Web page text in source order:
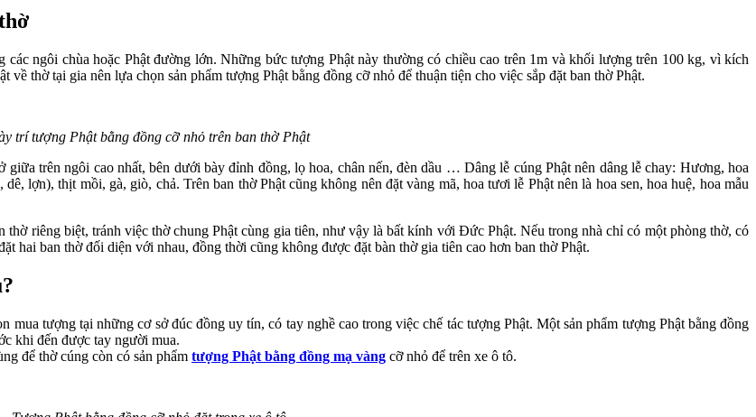
ngôi chùa hoặc Phật đường lớn. Những bức tượng Phật này thường có chiều cao trên 1m và khối lượng trên 100 kg, vì kích
thờ tại gia nên lựa chọn sản phẩm tượng Phật bằng đồng cỡ nhỏ để thuận tiện cho việc sắp đặt ban thờ Phật.
trí tượng Phật bằng đồng cỡ nhỏ trên ban thờ Phật
trên ngôi cao nhất, bên dưới bày đỉnh đồng, lọ hoa, chân nến, đèn dầu … Dâng lễ cúng Phật nên dâng lễ chay: Hương, hoa
lợn), thịt mồi, gà, giò, chả. Trên ban thờ Phật cũng không nên đặt vàng mã, hoa tươi lễ Phật nên là hoa sen, hoa huệ, hoa mẫu
riêng biệt, tránh việc thờ chung Phật cùng gia tiên, như vậy là bất kính với Đức Phật. Nếu trong nhà chỉ có một phòng thờ, có
hai ban thờ đối diện với nhau, đồng thời cũng không được đặt bàn thờ gia tiên cao hơn ban thờ Phật.
tượng tại những cơ sở đúc đồng uy tín, có tay nghề cao trong việc chế tác tượng Phật. Một sản phẩm tượng Phật bằng đồng
khi đến được tay người mua.
để thờ cúng còn có sản phẩm tượng Phật bằng đồng mạ vàng cỡ nhỏ để trên xe ô tô.